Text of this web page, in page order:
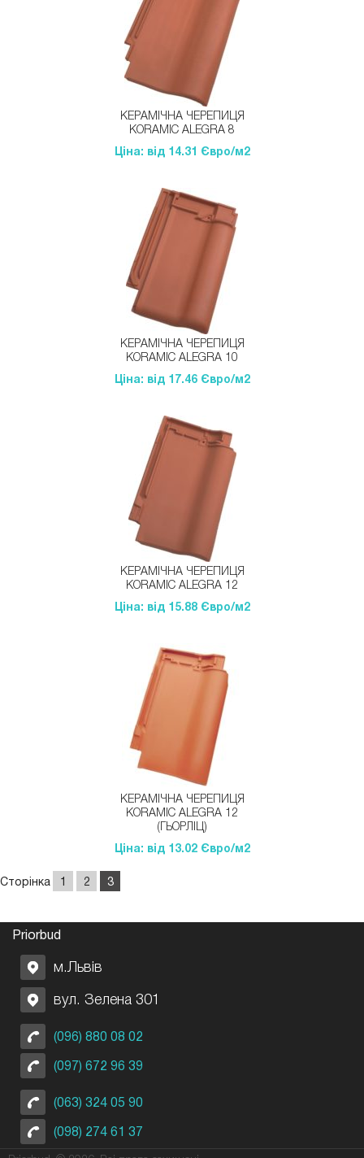
КЕРАМІЧНА ЧЕРЕПИЦЯ
KORAMIC ALEGRA 8
Ціна: від 14.31 Євро/м2
КЕРАМІЧНА ЧЕРЕПИЦЯ
KORAMIC ALEGRA 10
Ціна: від 17.46 Євро/м2
КЕРАМІЧНА ЧЕРЕПИЦЯ
KORAMIC ALEGRA 12
Ціна: від 15.88 Євро/м2
КЕРАМІЧНА ЧЕРЕПИЦЯ
KORAMIC ALEGRA 12
(ГЬОРЛІЦ)
Ціна: від 13.02 Євро/м2
Сторінка 1 2 3
Priorbud
м.Львів
вул. Зелена 301
(096) 880 08 02
(097) 672 96 39
(063) 324 05 90
(098) 274 61 37